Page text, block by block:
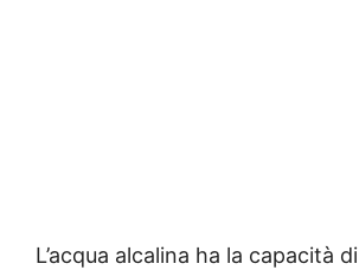
L’acqua alcalina ha la capacità di